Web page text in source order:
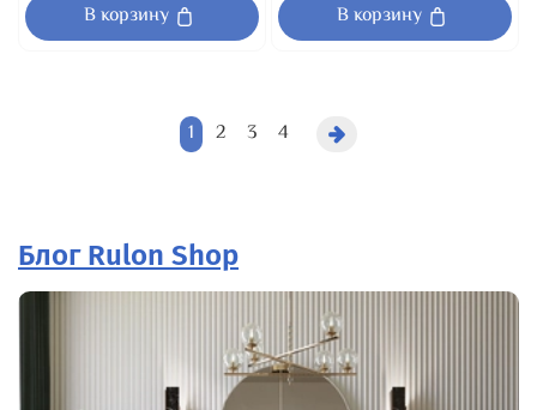
В корзину
В корзину
1 2 3 4
Блог Rulon Shop